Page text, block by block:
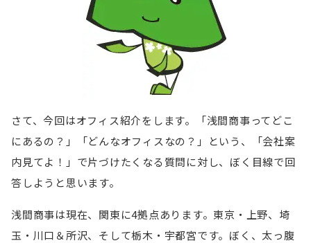
さて、今回はオフィス紹介をします。「浅間商事ってどこ
にあるの？」「どんなオフィスなの？」という、「会社案
内見てよ！」で片づけたくなる質問に対し、ぼく目線で回
答しようと思います。
浅間商事は現在、関東に4拠点あります。東京・上野、埼
玉・川口＆所沢、そして栃木・宇都宮です。ぼく、太っ腹